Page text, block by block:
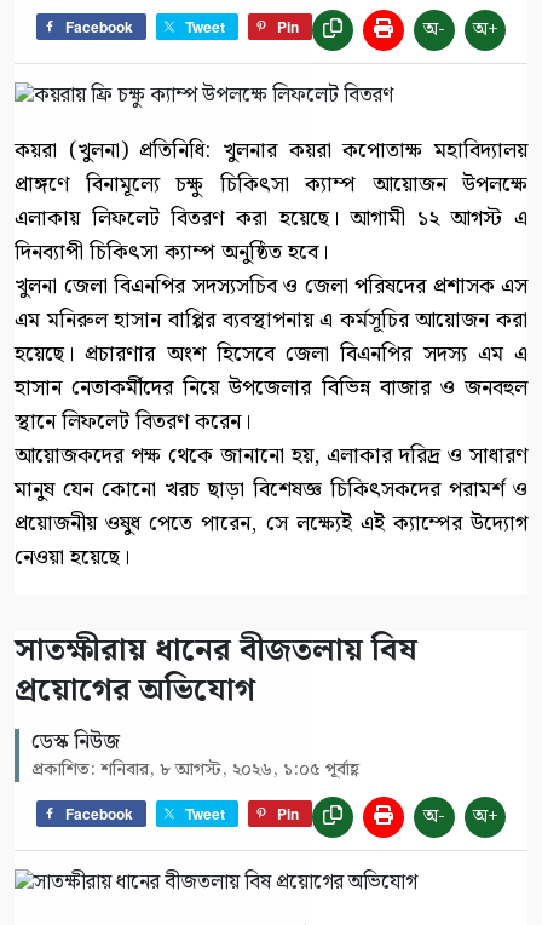
Facebook Tweet Pin অ- অ+
কয়রা (খুলনা) প্রতিনিধি: খুলনার কয়রা কপোতাক্ষ মহাবিদ্যালয়
প্রাঙ্গণে বিনামূল্যে চক্ষু চিকিৎসা ক্যাম্প আয়োজন উপলক্ষে
এলাকায় লিফলেট বিতরণ করা হয়েছে। আগামী ১২ আগস্ট এ
দিনব্যাপী চিকিৎসা ক্যাম্প অনুষ্ঠিত হবে।
খুলনা জেলা বিএনপির সদস্যসচিব ও জেলা পরিষদের প্রশাসক এস
এম মনিরুল হাসান বাপ্পির ব্যবস্থাপনায় এ কর্মসূচির আয়োজন করা
হয়েছে। প্রচারণার অংশ হিসেবে জেলা বিএনপির সদস্য এম এ
হাসান নেতাকর্মীদের নিয়ে উপজেলার বিভিন্ন বাজার ও জনবহুল
স্থানে লিফলেট বিতরণ করেন।
আয়োজকদের পক্ষ থেকে জানানো হয়, এলাকার দরিদ্র ও সাধারণ
মানুষ যেন কোনো খরচ ছাড়া বিশেষজ্ঞ চিকিৎসকদের পরামর্শ ও
প্রয়োজনীয় ওষুধ পেতে পারেন, সে লক্ষ্যেই এই ক্যাম্পের উদ্যোগ
নেওয়া হয়েছে।
সাতক্ষীরায় ধানের বীজতলায় বিষ
প্রয়োগের অভিযোগ
ডেস্ক নিউজ
প্রকাশিত: শনিবার, ৮ আগস্ট, ২০২৬, ১:০৫ পূর্বাহ্ণ
Facebook Tweet Pin অ- অ+